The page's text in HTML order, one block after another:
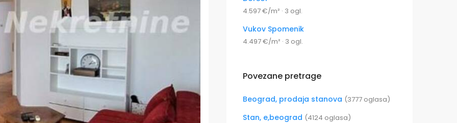
4.597 €/m² · 3 ogl.
Vukov Spomenik
4.497 €/m² · 3 ogl.
Povezane pretrage
Beograd, prodaja stanova (3777 oglasa)
Stan, e,beograd (4124 oglasa)